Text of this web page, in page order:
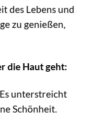
des Lebens und
zu genießen,
die Haut geht:
Es unterstreicht
Schönheit.